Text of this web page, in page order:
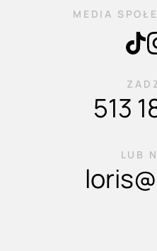
MEDIA
513
LUB